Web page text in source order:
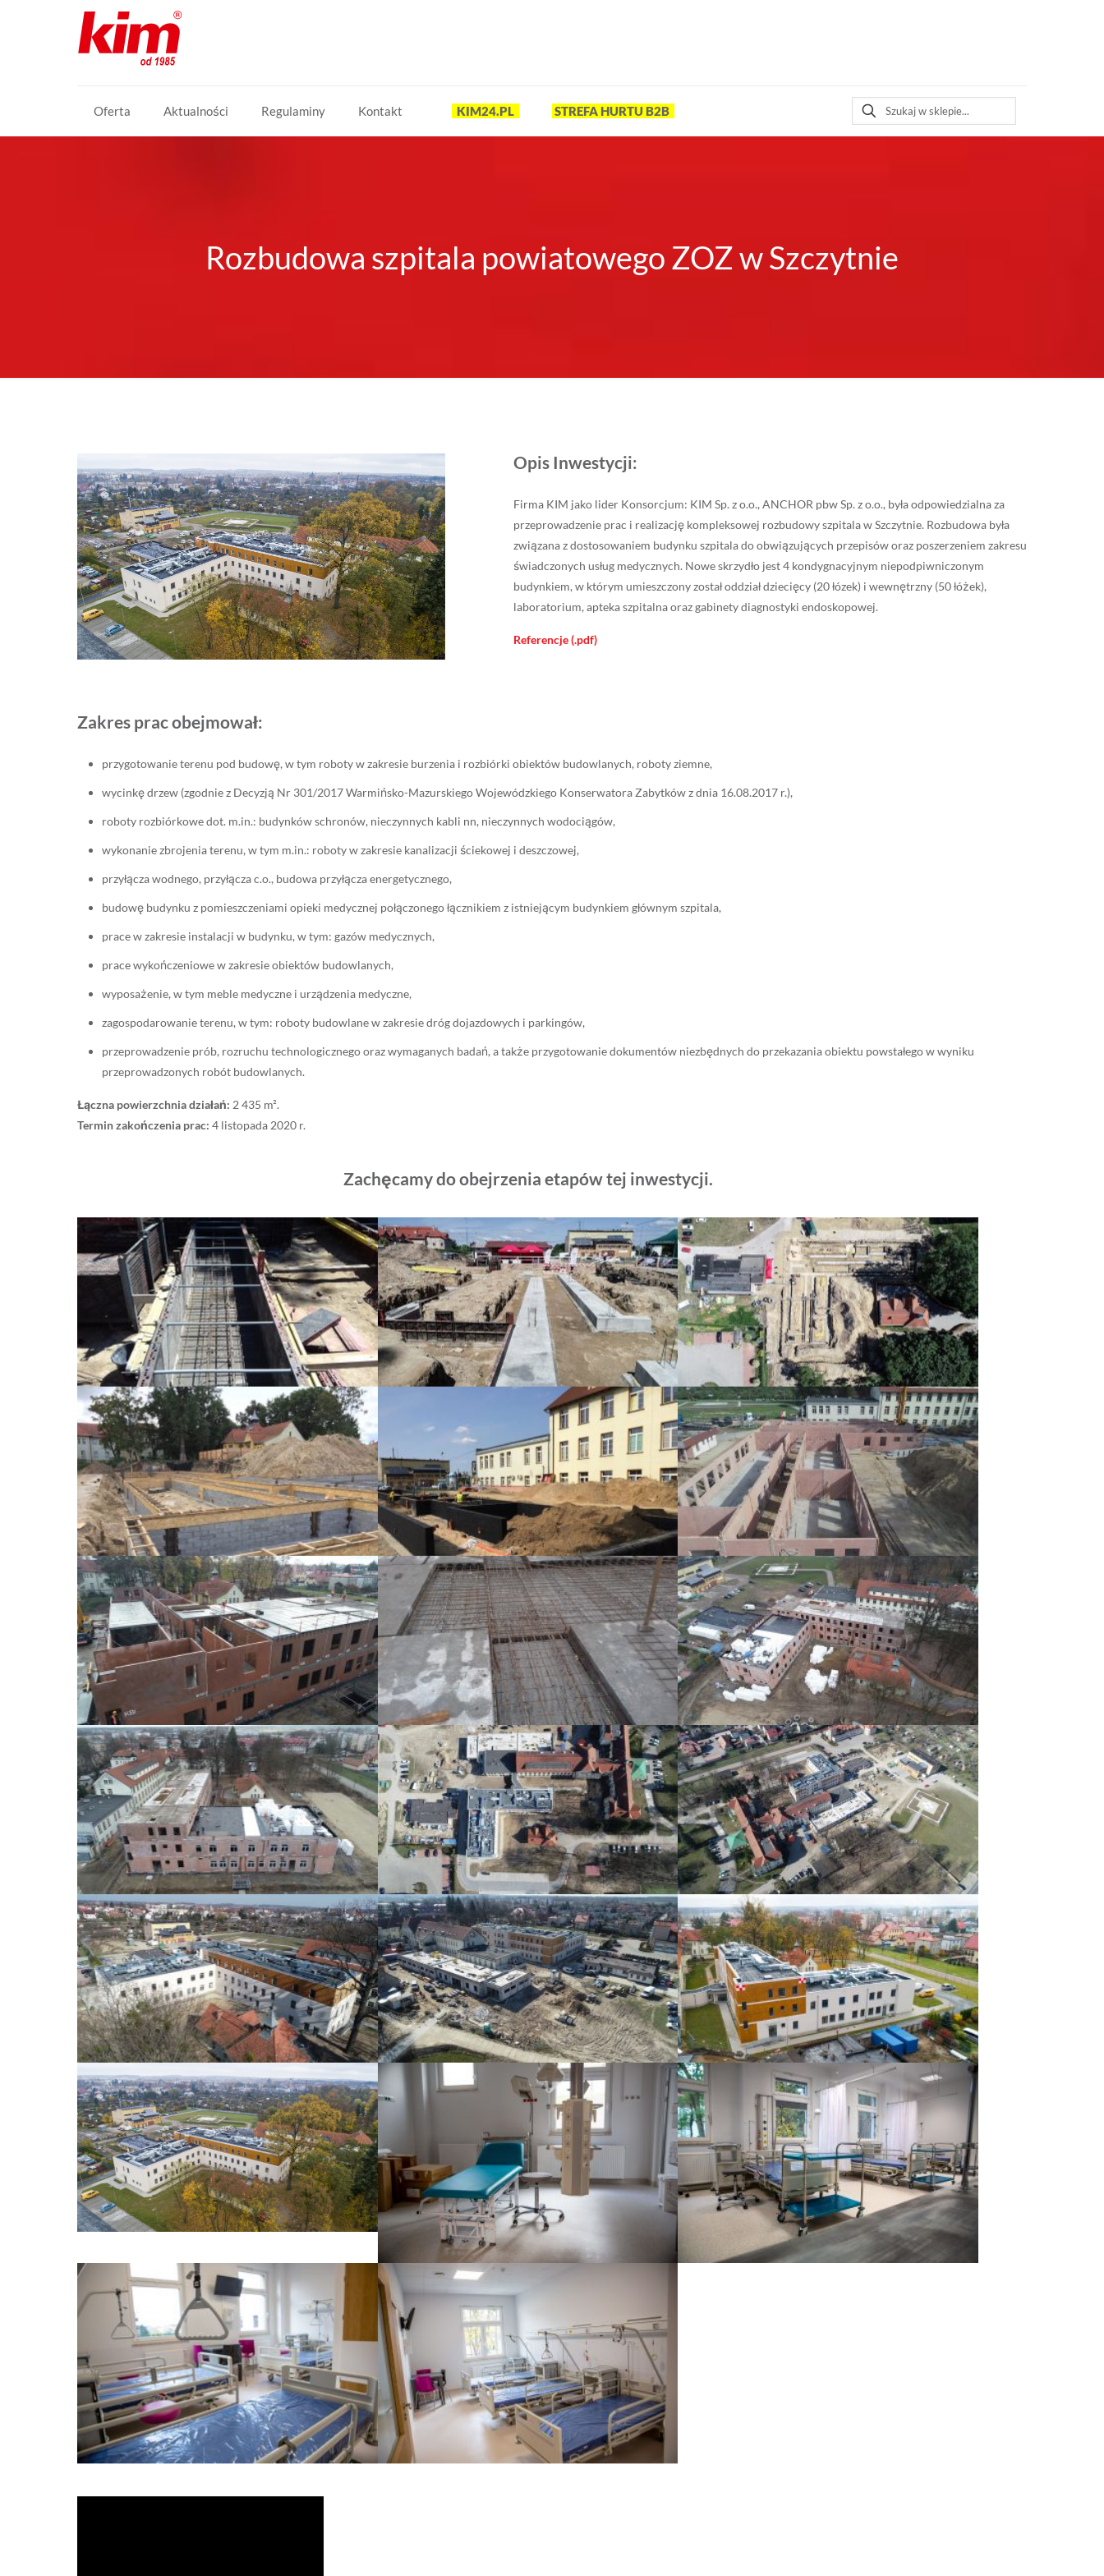
Oferta Aktualności Regulaminy Kontakt KIM24.PL STREFA HURTU B2B
Rozbudowa szpitala powiatowego ZOZ w Szczytnie
Opis Inwestycji:
Firma KIM jako lider Konsorcjum: KIM Sp. z o.o., ANCHOR pbw Sp. z o.o., była odpowiedzialna za
przeprowadzenie prac i realizację kompleksowej rozbudowy szpitala w Szczytnie. Rozbudowa była
związana z dostosowaniem budynku szpitala do obwiązujących przepisów oraz poszerzeniem zakresu
świadczonych usług medycznych. Nowe skrzydło jest 4 kondygnacyjnym niepodpiwniczonym
budynkiem, w którym umieszczony został oddział dziecięcy (20 łózek) i wewnętrzny (50 łóżek),
laboratorium, apteka szpitalna oraz gabinety diagnostyki endoskopowej.
Referencje (.pdf)
Zakres prac obejmował:
przygotowanie terenu pod budowę, w tym roboty w zakresie burzenia i rozbiórki obiektów budowlanych, roboty ziemne,
wycinkę drzew (zgodnie z Decyzją Nr 301/2017 Warmińsko-Mazurskiego Wojewódzkiego Konserwatora Zabytków z dnia 16.08.2017 r.),
roboty rozbiórkowe dot. m.in.: budynków schronów, nieczynnych kabli nn, nieczynnych wodociągów,
wykonanie zbrojenia terenu, w tym m.in.: roboty w zakresie kanalizacji ściekowej i deszczowej,
przyłącza wodnego, przyłącza c.o., budowa przyłącza energetycznego,
budowę budynku z pomieszczeniami opieki medycznej połączonego łącznikiem z istniejącym budynkiem głównym szpitala,
prace w zakresie instalacji w budynku, w tym: gazów medycznych,
prace wykończeniowe w zakresie obiektów budowlanych,
wyposażenie, w tym meble medyczne i urządzenia medyczne,
zagospodarowanie terenu, w tym: roboty budowlane w zakresie dróg dojazdowych i parkingów,
przeprowadzenie prób, rozruchu technologicznego oraz wymaganych badań, a także przygotowanie dokumentów niezbędnych do przekazania obiektu powstałego w wyniku
przeprowadzonych robót budowlanych.
Łączna powierzchnia działań: 2 435 m².
Termin zakończenia prac: 4 listopada 2020 r.
Zachęcamy do obejrzenia etapów tej inwestycji.